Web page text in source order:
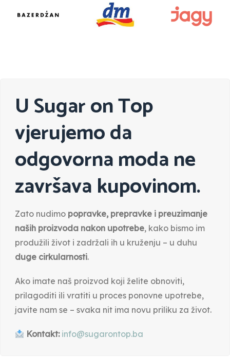
U Sugar on Top
vjerujemo da
odgovorna moda ne
završava kupovinom.
Zato nudimo popravke, prepravke i preuzimanje
naših proizvoda nakon upotrebe, kako bismo im
produžili život i zadržali ih u kruženju – u duhu
duge cirkularnosti.
Ako imate naš proizvod koji želite obnoviti,
prilagoditi ili vratiti u proces ponovne upotrebe,
javite nam se – svaka nit ima novu priliku za život.
Kontakt: info@sugarontop.ba